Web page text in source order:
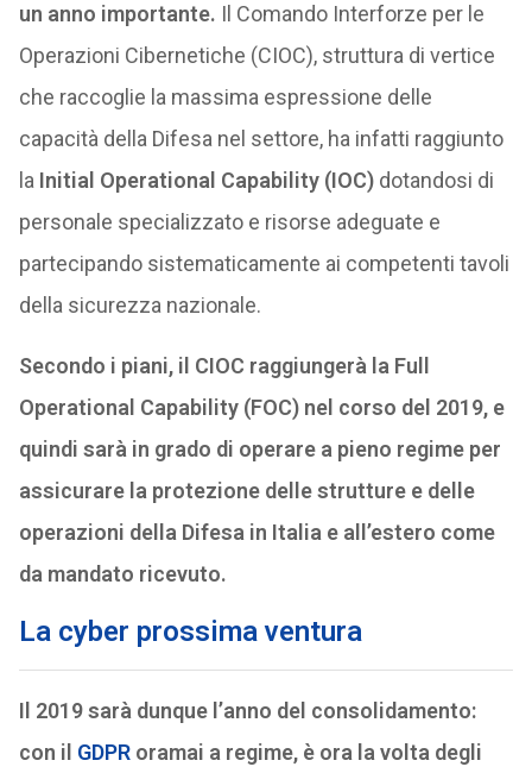
un anno importante. Il Comando Interforze per le
Operazioni Cibernetiche (CIOC), struttura di vertice
che raccoglie la massima espressione delle
capacità della Difesa nel settore, ha infatti raggiunto
la Initial Operational Capability (IOC)dotandosi di
personale specializzato e risorse adeguate e
partecipando sistematicamente ai competenti tavoli
della sicurezza nazionale.
Secondo i piani, il CIOC raggiungerà la Full
Operational Capability (FOC) nel corso del 2019, e
quindi sarà in grado di operare a pieno regime per
assicurare la protezione delle strutture e delle
operazioni della Difesa in Italia e all’estero come
da mandato ricevuto.
La cyber prossima ventura
Il 2019 sarà dunque l’anno del consolidamento:
con il GDPRoramai a regime, è ora la volta degli